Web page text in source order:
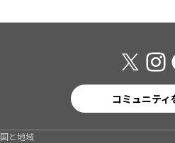
コミュニティ
国と地域